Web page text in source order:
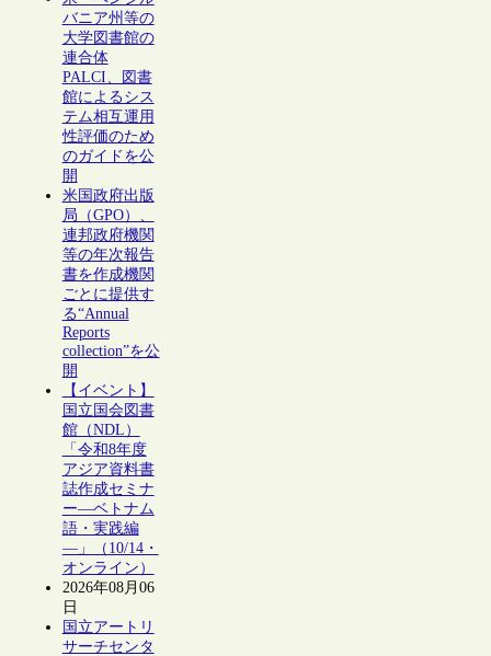
バニア州等の
大学図書館の
連合体
PALCI、図書
館によるシス
テム相互運用
性評価のため
のガイドを公
開
米国政府出版
局（GPO）、
連邦政府機関
等の年次報告
書を作成機関
ごとに提供す
る“Annual
Reports
collection”を公
開
【イベント】
国立国会図書
館（NDL）
「令和8年度
アジア資料書
誌作成セミナ
ー―ベトナム
語・実践編
―」（10/14・
オンライン）
2026年08月06
日
国立アートリ
サーチセンタ